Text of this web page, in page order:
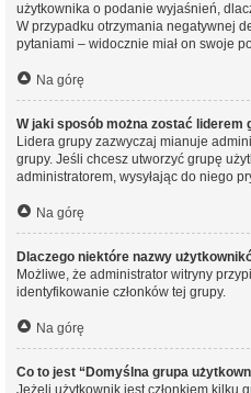
użytkownika o podanie wyjaśnień,
W przypadku otrzymania negatywnej
pytaniami – widocznie miał on swoje
Na górę
W jaki sposób można zostać liderem
Lidera grupy zazwyczaj mianuje
grupy. Jeśli chcesz utworzyć grupę
administratorem, wysyłając do niego
Na górę
Dlaczego niektóre nazwy
Możliwe, że administrator witryny
identyfikowanie członków tej grupy.
Na górę
Co to jest “Domyślna grupa
Jeżeli użytkownik jest członkiem kilku